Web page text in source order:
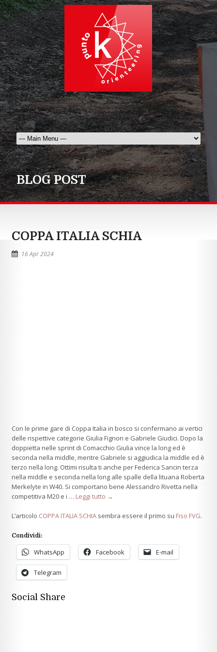
BLOG POST
COPPA ITALIA SCHIA
16 Apr 2024
Con le prime gare di Coppa Italia in bosco si confermano ai vertici
delle rispettive categorie Giulia Fignon e Gabriele Giudici. Dopo la
doppietta nelle sprint di Comacchio Giulia vince la long ed è
seconda nella middle, mentre Gabriele si aggiudica la middle ed è
terzo nella long. Ottimi risulta ti anche per Federica Sancin terza
nella middle e seconda nella long alle spalle della lituana Roberta
Merkelyte in W40. Si comportano bene Alessandro Rivetta nella
competitiva M20 e i … Leggi tutto →
L’articolo COPPA ITALIA SCHIA sembra essere il primo su Fiso FVG.
Condividi:
WhatsApp Facebook E-mail
Telegram
Social Share